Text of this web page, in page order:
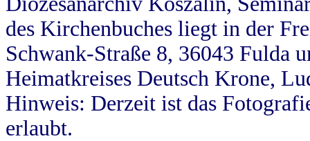
des Kirchenbuches liegt in der
Schwank-Straße 8, 36043 Fulda
Heimatkreises Deutsch Krone,
Hinweis: Derzeit ist das
erlaubt.